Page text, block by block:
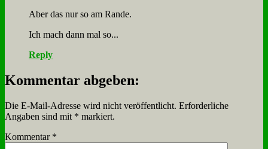
Aber das nur so am Ran­de.
Ich mach dann mal so...
Reply
Kommentar abgeben:
Die E-Mail-Adresse wird nicht veröffentlicht. Erforderliche
Angaben sind mit * markiert.
Kommentar *